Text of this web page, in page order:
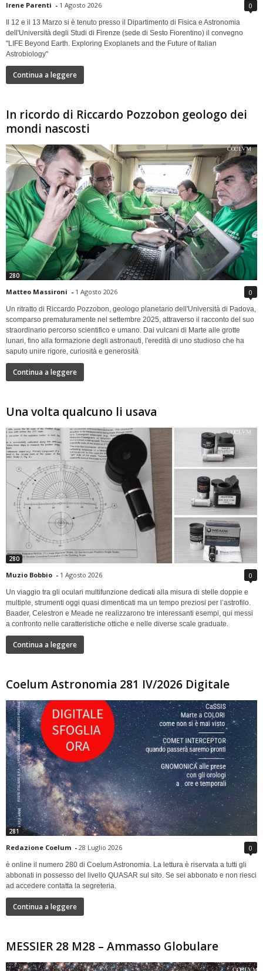
Irene Parenti - 1 Agosto 2026 0
Il 12 e il 13 Marzo si è tenuto presso il Dipartimento di Fisica e Astronomia
dell'Università degli Studi di Firenze (sede di Sesto Fiorentino) il convegno
"LIFE Beyond Earth. Exploring Exoplanets and the Future of Italian
Astrobiology"
Continua a leggere
In ricordo di Riccardo Pozzobon geologo dei
mondi nascosti
280
Matteo Massironi - 1 Agosto 2026 0
Un ritratto di Riccardo Pozzobon, geologo planetario dell'Università di Padova,
scomparso prematuramente nel settembre 2025, attraverso il racconto del suo
straordinario percorso scientifico e umano. Dai vulcani di Marte alle grotte
lunari, fino alla formazione degli astronauti, l'eredità di uno studioso che ha
saputo unire rigore, curiosità e generosità
Continua a leggere
Una volta qualcuno li usava
280
Muzio Bobbio - 1 Agosto 2026 0
Un viaggio tra gli oculari multifunzione dedicati alla misura di stelle doppie e
multiple, strumenti oggi quasi dimenticati ma un tempo preziosi per l’astrofilo.
Baader, Celestron e Meade ne realizzarono tre interessanti esempi, qui messi
a confronto nelle caratteristiche ottiche e nelle diverse scale graduate.
Continua a leggere
Coelum Astronomia 281 IV/2026 Digitale
281
Redazione Coelum - 28 Luglio 2026 0
è online il numero 280 di Coelum Astronomia. La lettura è riservata a tutti gli
abbonati in possesso del livello QUASAR sul sito. Se sei abbonato e non riesci
ad accedere contatta la segreteria.
Continua a leggere
MESSIER 28 M28 – Ammasso Globulare